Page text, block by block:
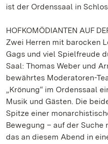
ist der Ordenssaal in
HOFKOMÖDIANTEN AUF
Zwei Herren mit barocken
Gags und viel Spielfreude
Saal: Thomas Weber und
bewährtes Moderatoren-
„Krönung“ im Ordenssaal
Musik und Gästen. Die
Spitze einer
Bewegung – auf der Suche
das an diesem Abend in